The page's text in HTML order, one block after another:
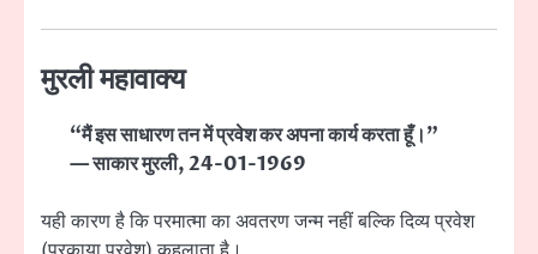
मुरली महावाक्य
“मैं इस साधारण तन में प्रवेश कर अपना कार्य करता हूँ।”
— साकार मुरली, 24-01-1969
यही कारण है कि परमात्मा का अवतरण जन्म नहीं बल्कि दिव्य प्रवेश